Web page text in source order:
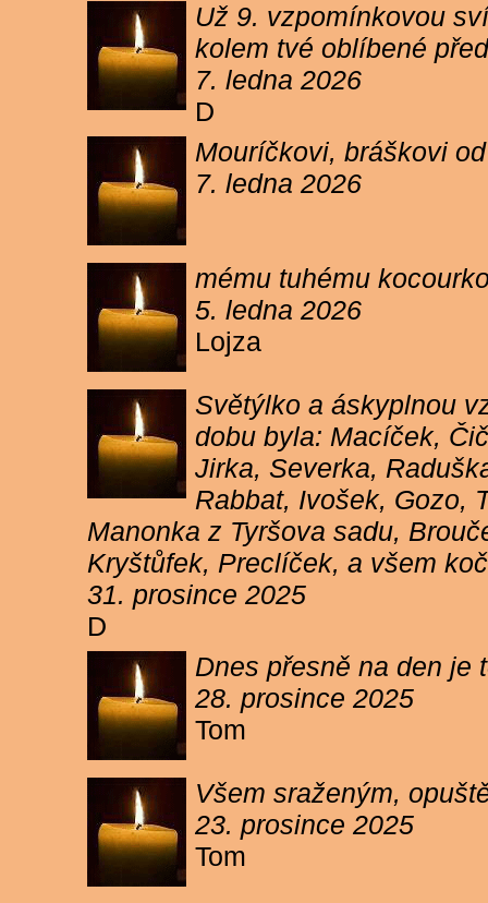
Už 9. vzpomínkovou
kolem tvé oblíbené
7. ledna 2026
D
Mouríčkovi, bráškovi
7. ledna 2026
mému tuhému
5. ledna 2026
Lojza
Světýlko a áskyplnou
dobu byla: Macíček,
Jirka, Severka,
Rabbat, Ivošek, Gozo,
Manonka z Tyršova sadu,
Kryštůfek, Preclíček, a všem
31. prosince 2025
D
Dnes přesně na den je
28. prosince 2025
Tom
Všem sraženým,
23. prosince 2025
Tom